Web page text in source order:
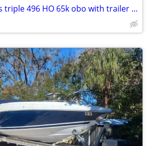
2003 baja 44ft boss triple 496 HO 65k obo with trailer Motivated